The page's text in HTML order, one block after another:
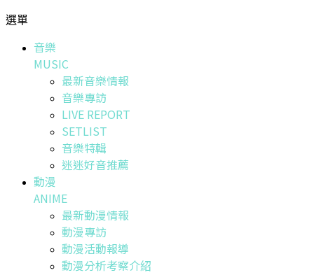
選單
音樂
MUSIC
最新音樂情報
音樂專訪
LIVE REPORT
SETLIST
音樂特輯
迷迷好音推薦
動漫
ANIME
最新動漫情報
動漫專訪
動漫活動報導
動漫分析考察介紹